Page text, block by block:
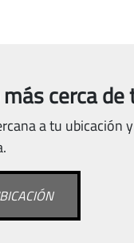
cerca de
a tu